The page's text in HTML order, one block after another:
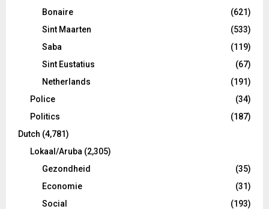
Bonaire
(621)
Sint Maarten
(533)
Saba
(119)
Sint Eustatius
(67)
Netherlands
(191)
Police
(34)
Politics
(187)
Dutch (4,781)
Lokaal/Aruba (2,305)
Gezondheid
(35)
Economie
(31)
Social
(193)